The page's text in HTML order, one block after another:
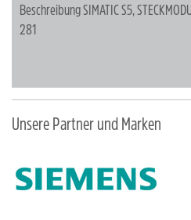
BeschreibungSIMATIC S5,
281
Unsere Partner und Marken